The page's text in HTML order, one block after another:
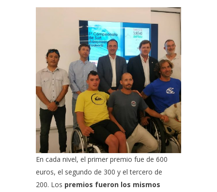
En cada nivel, el primer premio fue de 600
euros, el segundo de 300 y el tercero de
200. Los premios fueron los mismos